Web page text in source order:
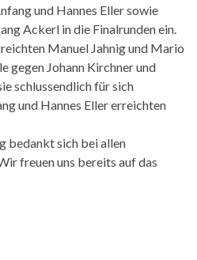
und Hannes Eller sowie
Ackerl in die Finalrunden ein.
Manuel Jahnig und Mario
gegen Johann Kirchner und
schlussendlich für sich
und Hannes Eller erreichten
bedankt sich bei allen
freuen uns bereits auf das